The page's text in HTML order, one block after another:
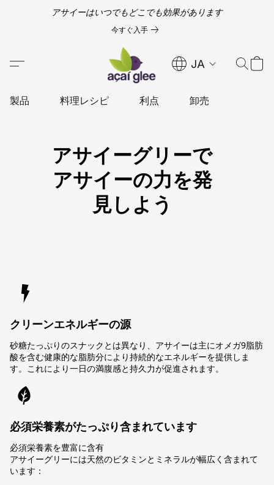
アサイーはいつでもどこでも効果があります
今すぐ入手
JA
製品 料理レシピ 利点 卸売
アサイーグリーで
アサイーの力を発
見しよう
クリーンエネルギーの源
砂糖たっぷりのスナックとは異なり、アサイーは主にオメガ9脂肪
酸を含む健康的な脂肪分により持続的なエネルギーを提供しま
す。これにより一日の満腹感と持久力が促進されます。
必須栄養素がたっぷり含まれています
必須栄養素を豊富に含有
アサイーグリーには天然のビタミンとミネラルが幅広く含まれて
います：